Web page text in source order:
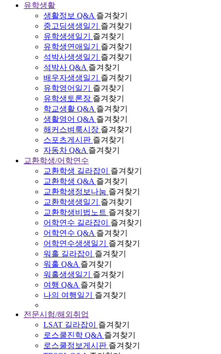
유학생활
생활정보 Q&A 즐겨찾기
중고딩생생일기
즐겨찾기
유학생생일기
즐겨찾기
유학생연애일기
즐겨찾기
석박사생생일기
즐겨찾기
석박사 Q&A 즐겨찾기
배우자생생일기
즐겨찾기
유학영어일기
즐겨찾기
유학생토론장 즐겨찾기
학교생활 Q&A 즐겨찾기
생활영어 Q&A 즐겨찾기
해커스벼룩시장 즐겨찾기
스포츠게시판 즐겨찾기
자동차 Q&A 즐겨찾기
교환학생/어학연수
교환학생 길라잡이
즐겨찾기
교환학생 Q&A 즐겨찾기
교환학생정보나눔 즐겨찾기
교환학생생일기
즐겨찾기
교환학생비법노트 즐겨찾기
어학연수 길라잡이
즐겨찾기
어학연수 Q&A 즐겨찾기
어학연수생생일기
즐겨찾기
워홀 길라잡이
즐겨찾기
워홀 Q&A 즐겨찾기
워홀생생일기
즐겨찾기
여행 Q&A 즐겨찾기
나의 여행일기
즐겨찾기
전문시험/해외취업
LSAT 길라잡이
즐겨찾기
로스쿨진학 Q&A 즐겨찾기
로스쿨정보게시판 즐겨찾기